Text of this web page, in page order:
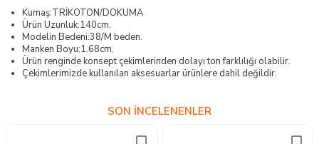
Kumaş:TRİKOTON/DOKUMA
Ürün Uzunluk:140cm.
Modelin Bedeni:38/M beden.
Manken Boyu:1.68cm.
Ürün renginde konsept çekimlerinden dolayı ton farklılığı olabilir.
Çekimlerimizde kullanılan aksesuarlar ürünlere dahil değildir.
SON İNCELENENLER